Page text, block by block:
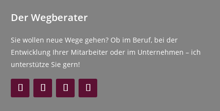
Der Wegberater
Sie wollen neue Wege gehen? Ob im Beruf, bei der
Entwicklung Ihrer Mitarbeiter oder im Unternehmen – ich
unterstütze Sie gern!